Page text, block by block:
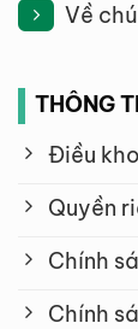
Về
THÔNG
Điều
Quyền
Chính
Chính